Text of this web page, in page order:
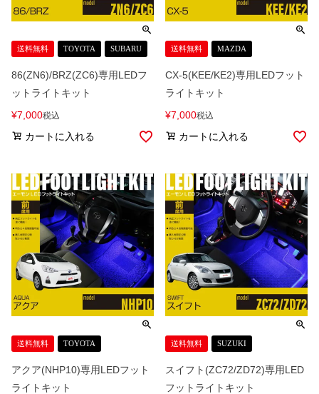
送料無料 TOYOTA SUBARU
86(ZN6)/BRZ(ZC6)専用LEDフ
ットライトキット
¥7,000税込
カートに入れる
送料無料 MAZDA
CX-5(KEE/KE2)専用LEDフット
ライトキット
¥7,000税込
カートに入れる
送料無料 TOYOTA
アクア(NHP10)専用LEDフット
ライトキット
送料無料 SUZUKI
スイフト(ZC72/ZD72)専用LED
フットライトキット